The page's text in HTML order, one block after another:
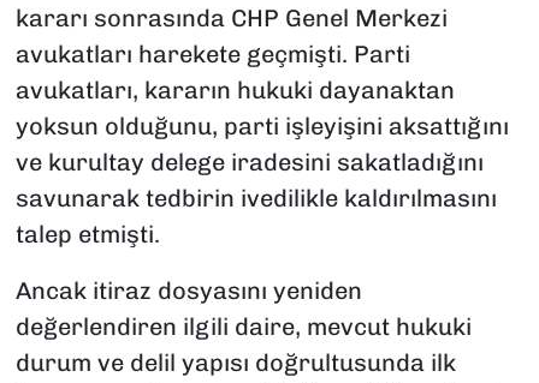
kararı sonrasında CHP Genel Merkezi
avukatları harekete geçmişti. Parti
avukatları, kararın hukuki dayanaktan
yoksun olduğunu, parti işleyişini aksattığını
ve kurultay delege iradesini sakatladığını
savunarak tedbirin ivedilikle kaldırılmasını
talep etmişti.
Ancak itiraz dosyasını yeniden
değerlendiren ilgili daire, mevcut hukuki
durum ve delil yapısı doğrultusunda ilk